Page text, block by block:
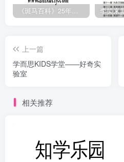
《斑马百科》25年最新30科全套高清视频
上一篇
学而思KIDS学堂——好奇实
验室
相关推荐